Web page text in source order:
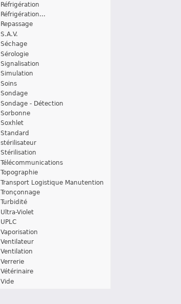
Réfrigération
Réfrigération...
Repassage
S.A.V.
Séchage
Sérologie
Signalisation
Simulation
Soins
Sondage
Sondage - Détection
Sorbonne
Soxhlet
Standard
stérilisateur
Stérilisation
Télécommunications
Topographie
Transport Logistique Manutention
Tronçonnage
Turbidité
Ultra-Violet
UPLC
Vaporisation
Ventilateur
Ventilation
Verrerie
Vétérinaire
Vide